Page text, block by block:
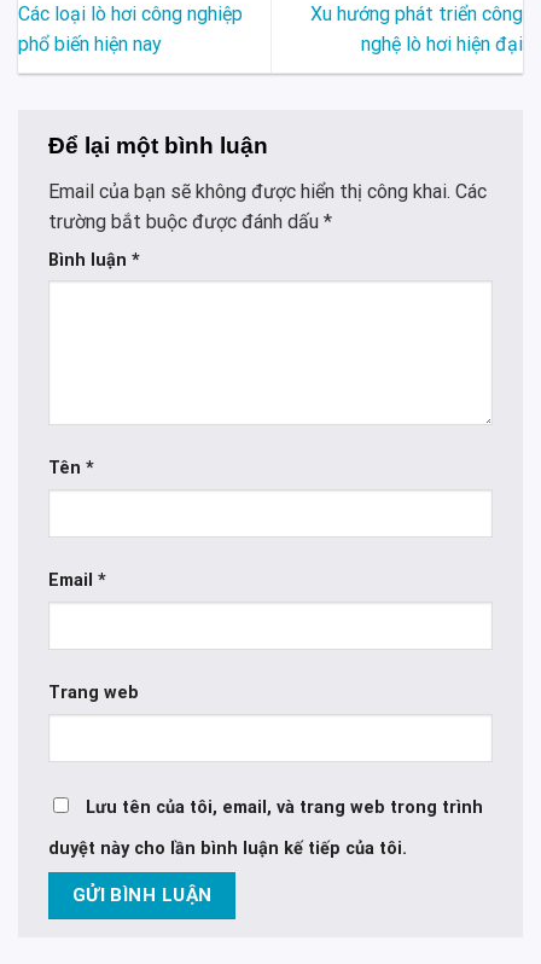
Các loại lò hơi công nghiệp
phổ biến hiện nay
Xu hướng phát triển công
nghệ lò hơi hiện đại
Để lại một bình luận
Email của bạn sẽ không được hiển thị công khai. Các
trường bắt buộc được đánh dấu *
Bình luận *
Tên *
Email *
Trang web
Lưu tên của tôi, email, và trang web trong trình
duyệt này cho lần bình luận kế tiếp của tôi.